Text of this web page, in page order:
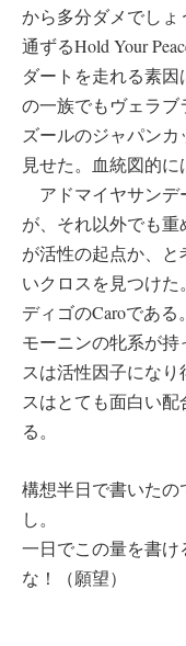
から多分ダメでしょ
通ずるHold Your
ダートを走れる素
の一族でもヴェラ
ズールのジャパン
見せた。血統図的に
アドマイヤサンデ
が、それ以外でも重
が活性の起点か、
いクロスを見つけ
ディゴのCaroであ
モーニンの牝系が
スは活性因子にな
スはとても面白い
る。
構想半日で書いたの
し。
一日でこの量を書け
な！（願望）